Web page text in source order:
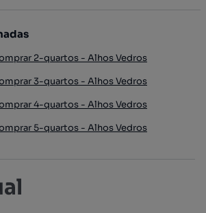
2-quartos - Alhos Vedros
3-quartos - Alhos Vedros
4-quartos - Alhos Vedros
5-quartos - Alhos Vedros